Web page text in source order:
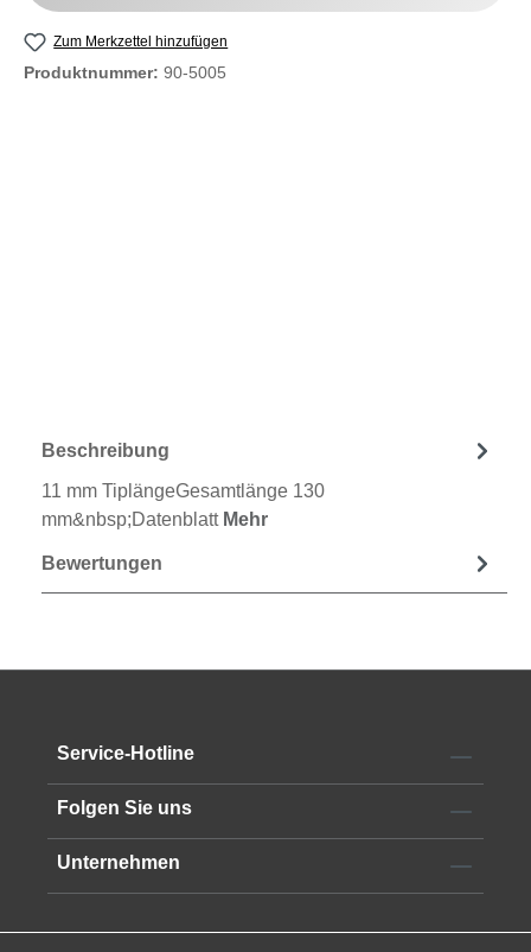
Zum Merkzettel hinzufügen
Produktnummer: 90-5005
Beschreibung
11 mm TiplängeGesamtlänge 130
mm&nbsp;Datenblatt Mehr
Bewertungen
Service-Hotline
Folgen Sie uns
Unternehmen